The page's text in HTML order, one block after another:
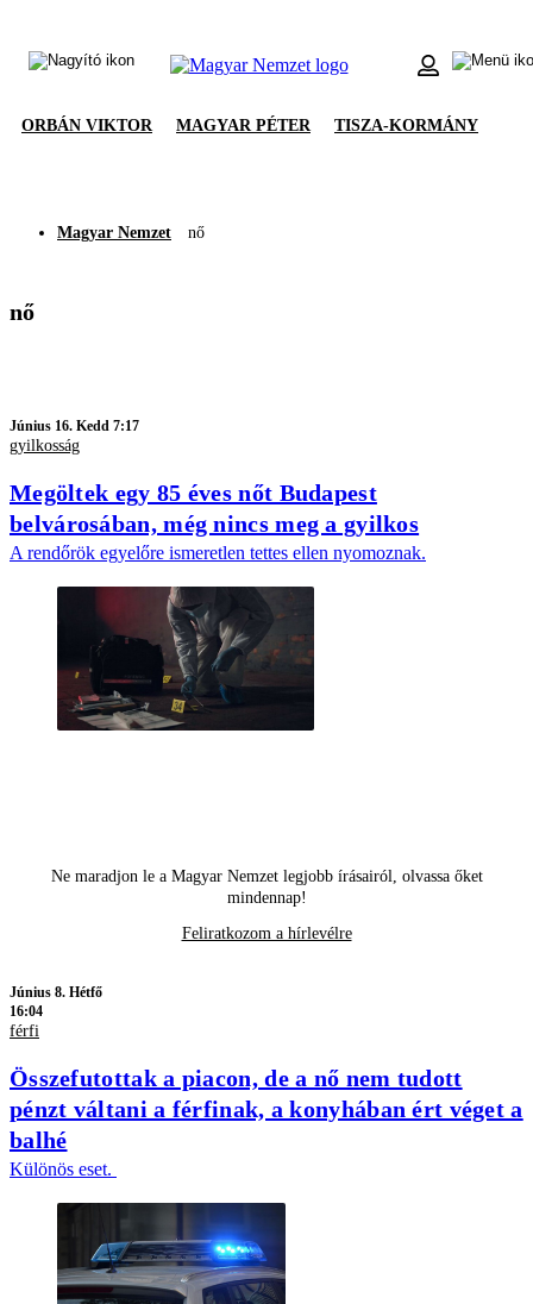
ORBÁN VIKTOR MAGYAR PÉTER TISZA-KORMÁNY
Magyar Nemzet nő
nő
Június 16. Kedd 7:17
gyilkosság
Megöltek egy 85 éves nőt Budapest
belvárosában, még nincs meg a gyilkos
A rendőrök egyelőre ismeretlen tettes ellen nyomoznak.
Ne maradjon le a Magyar Nemzet legjobb írásairól, olvassa őket
mindennap!
Feliratkozom a hírlevélre
Június 8. Hétfő
16:04
férfi
Összefutottak a piacon, de a nő nem tudott
pénzt váltani a férfinak, a konyhában ért véget a
balhé
Különös eset.